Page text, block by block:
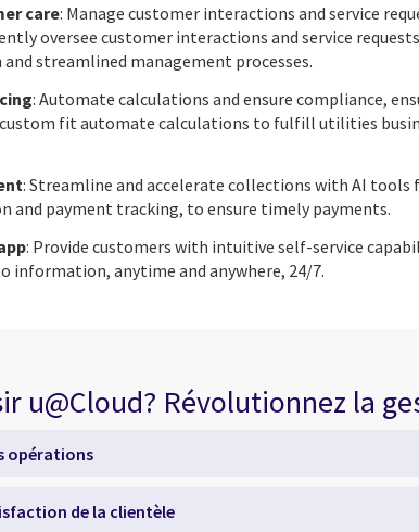
care: Manage customer interactions and service
oversee customer interactions and service
streamlined management processes.
: Automate calculations and ensure compliance,
fit automate calculations to fulfill utilities
: Streamline and accelerate collections with AI tools
and payment tracking, to ensure timely payments.
: Provide customers with intuitive self-service
information, anytime and anywhere, 24/7.
u@Cloud? Révolutionnez la
opérations
de la clientèle